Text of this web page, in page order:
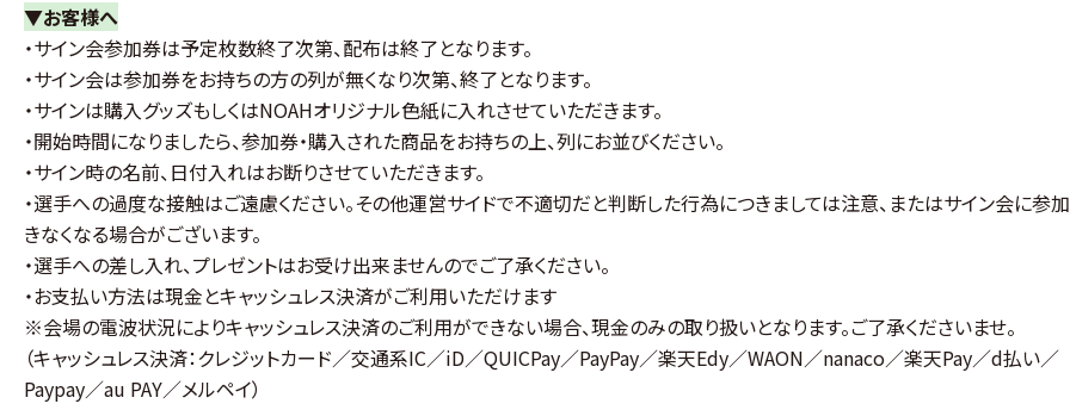
▼お客様へ
・サイン会参加券は予定枚数終了次第、配布は終了となります。
・サイン会は参加券をお持ちの方の列が無くなり次第、終了となります。
・サインは購入グッズもしくはNOAHオリジナル色紙に入れさせていただきます。
・開始時間になりましたら、参加券・購入された商品をお持ちの上、列にお並びください。
・サイン時の名前、日付入れはお断りさせていただきます。
・選手への過度な接触はご遠慮ください。その他運営サイドで不適切だと判断した行為につきましては注意、またはサイン会に参
きなくなる場合がございます。
・選手への差し入れ、プレゼントはお受け出来ませんのでご了承ください。
・お支払い方法は現金とキャッシュレス決済がご利用いただけます
※会場の電波状況によりキャッシュレス決済のご利用ができない場合、現金のみの取り扱いとなります。ご了承くださいませ。
（キャッシュレス決済：クレジットカード／交通系IC／iD／QUICPay／PayPay／楽天Edy／WAON／nanaco／楽天Pay／d払い／
Paypay／au PAY／メルペイ）